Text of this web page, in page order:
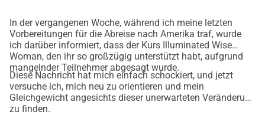
Müttern, Babys, jungen Familien und Gemeinschaften
dienen. Wer weiß? Vielleicht kann ich sogar dir oder
jemandem, der dir sehr am Herzen liegt, helfen, wenn du
Unterstützung benötigst:
Unterstützung während der Geburt (als Doula),
Heilung von einer schmerzhaften Geburtserfahrung (als
Birth Story Listener),
In der vergangenen Woche, während ich meine letzten
Vorbereitungen für die Abreise nach Amerika traf, wurde
ich darüber informiert, dass der Kurs Illuminated Wise
Woman, den ihr so großzügig unterstützt habt, aufgrund
mangelnder Teilnehmer abgesagt wurde.
Diese Nachricht hat mich einfach schockiert, und jetzt
versuche ich, mich neu zu orientieren und mein
Gleichgewicht angesichts dieser unerwarteten Veränderung
zu finden.